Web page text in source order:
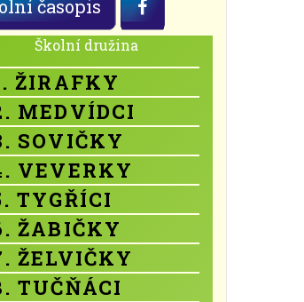
časopis
Školní družina
ŽIRAFKY
MEDVÍDCI
SOVIČKY
VEVERKY
TYGŘÍCI
ŽABIČKY
ŽELVIČKY
TUČŇÁCI